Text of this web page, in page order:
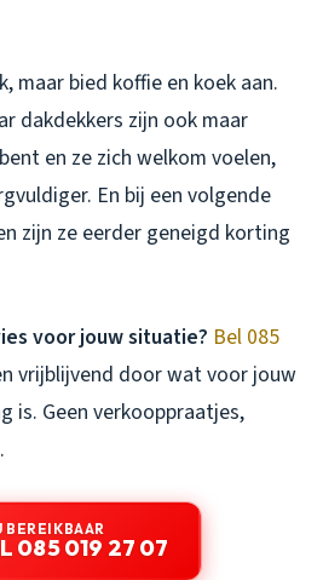
maar bied koffie en koek aan.
dakdekkers zijn ook maar
en ze zich welkom voelen,
En bij een volgende
zijn ze eerder geneigd korting
voor jouw situatie? Bel 085
vrijblijvend door wat voor jouw
is. Geen verkooppraatjes,
BEREIKBAAR
085 019 27 07